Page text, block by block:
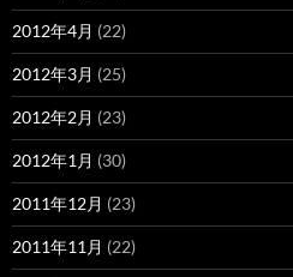
2012年4月 (22)
2012年3月 (25)
2012年2月 (23)
2012年1月 (30)
2011年12月 (23)
2011年11月 (22)